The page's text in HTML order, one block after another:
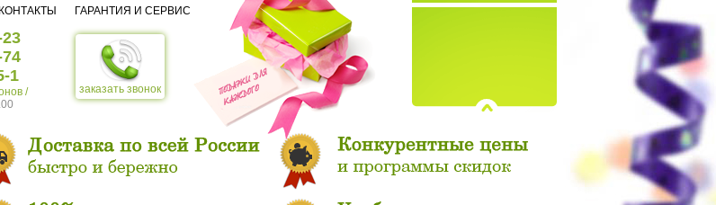
заказать звонок
1
/
КОНТАКТЫ ГАРАНТИЯ И СЕРВИС